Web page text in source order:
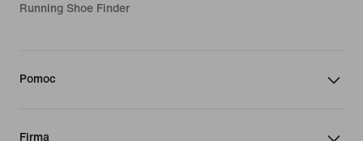
Running Shoe Finder
Pomoc
Firma